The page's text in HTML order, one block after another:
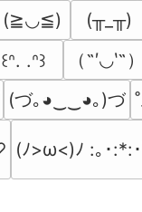
(≧◡≦) (╥_╥)
꒰ᐢ. .ᐢ꒱ （˶′◡‵˶）
(づ｡◕‿‿◕｡)づ
(ﾉ>ω<)ﾉ :｡･:*: